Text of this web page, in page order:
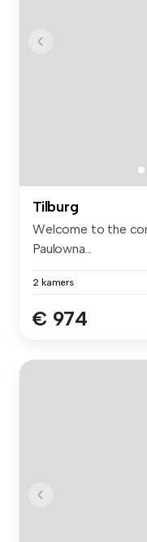
Tilburg
Welcome to the
Paulowna...
2 kamers
€ 974